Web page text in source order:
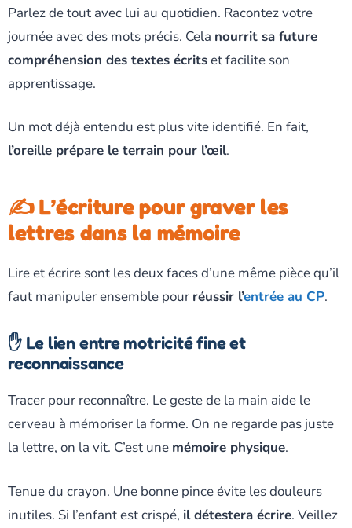
Parlez de tout avec lui au quotidien. Racontez votre
journée avec des mots précis. Cela nourrit sa future
compréhension des textes écritset facilite son
apprentissage.
Un mot déjà entendu est plus vite identifié. En fait,
l’oreille prépare le terrain pour l’œil.
✍️ L’écriture pour graver les
lettres dans la mémoire
Lire et écrire sont les deux faces d’une même pièce qu’il
faut manipuler ensemble pour réussir l’entrée au CP.
✋ Le lien entre motricité fine et
reconnaissance
Tracer pour reconnaître. Le geste de la main aide le
cerveau à mémoriser la forme. On ne regarde pas juste
la lettre, on la vit. C’est une mémoire physique.
Tenue du crayon. Une bonne pince évite les douleurs
inutiles. Si l’enfant est crispé, il détestera écrire. Veillez